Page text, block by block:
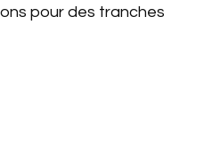
pour des tranches